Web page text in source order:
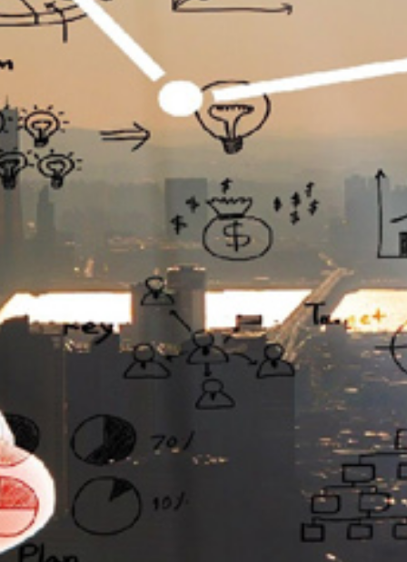
درباره
ما